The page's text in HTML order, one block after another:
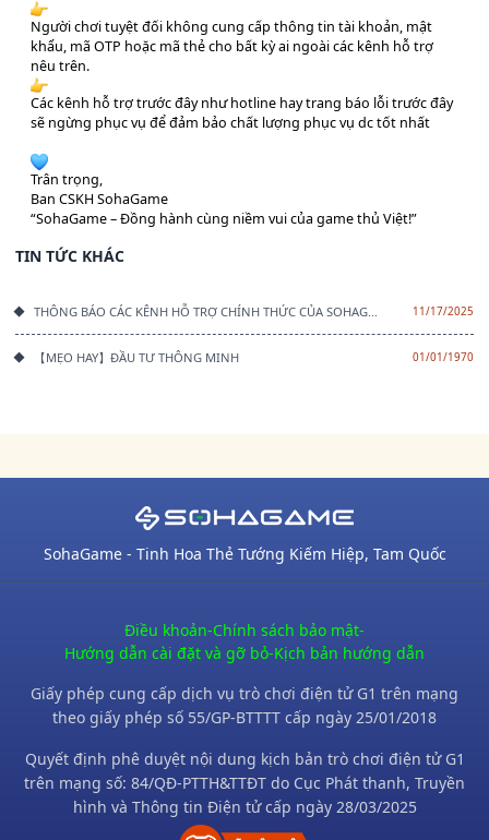
Người chơi tuyệt đối không cung cấp thông tin tài khoản, mật
khẩu, mã OTP hoặc mã thẻ cho bất kỳ ai ngoài các kênh hỗ trợ
nêu trên.
Các kênh hỗ trợ trước đây như hotline hay trang báo lỗi trước đây
sẽ ngừng phục vụ để đảm bảo chất lượng phục vụ dc tốt nhất
Trân trọng,
Ban CSKH SohaGame
“SohaGame – Đồng hành cùng niềm vui của game thủ Việt!”
TIN TỨC KHÁC
11/17/2025
【MẸO HAY】ĐẦU TƯ THÔNG MINH 01/01/1970
SohaGame - Tinh Hoa Thẻ Tướng Kiếm Hiệp, Tam Quốc
Điều khoản-Chính sách bảo mật-
Hướng dẫn cài đặt và gỡ bỏ-Kịch bản hướng dẫn
Giấy phép cung cấp dịch vụ trò chơi điện tử G1 trên mạng
theo giấy phép số 55/GP-BTTTT cấp ngày 25/01/2018
Quyết định phê duyệt nội dung kịch bản trò chơi điện tử G1
trên mạng số: 84/QĐ-PTTH&TTĐT do Cục Phát thanh, Truyền
hình và Thông tin Điện tử cấp ngày 28/03/2025